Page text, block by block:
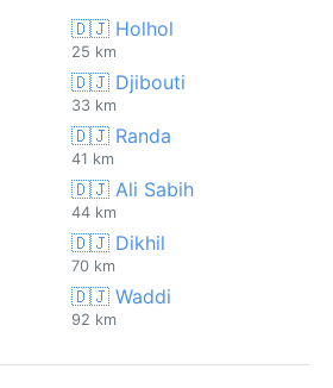
🇩🇯 Holhol
25 km
🇩🇯 Djibouti
33 km
🇩🇯 Randa
41 km
🇩🇯 Ali Sabih
44 km
🇩🇯 Dikhil
70 km
🇩🇯 Waddi
92 km